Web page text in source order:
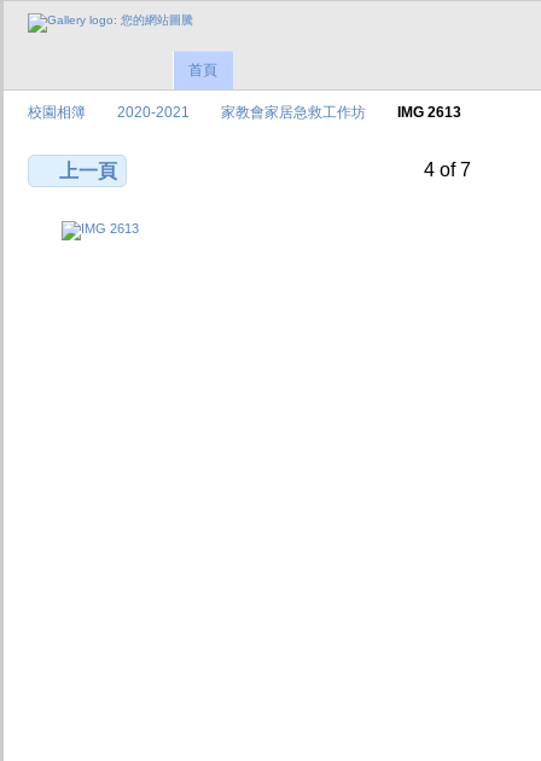
首頁
校園相簿 2020-2021 家教會家居急救工作坊 IMG 2613
上一頁 4 of 7